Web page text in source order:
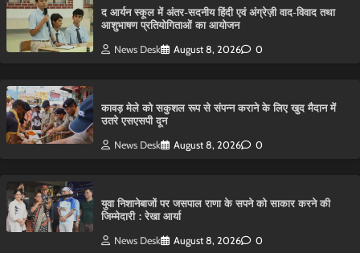
द आर्यन स्कूल में अंतर-सदनीय हिंदी एवं अंग्रेज़ी वाद-विवाद तथा
आशुभाषण प्रतियोगिताओं का आयोजन
News Desk August 8, 2026 0
कावड़ मेले को सकुशल रूप से संपन्न कराने के लिए खुद मैदान में
उतरे एसएसपी दून
News Desk August 8, 2026 0
युवा निशानेबाजों पर जसपाल राणा के सपने को साकार करने की
जिम्मेदारी : रेखा आर्या
News Desk August 8, 2026 0